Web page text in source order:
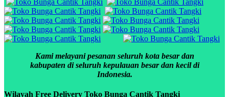
Kami melayani pesanan seluruh kota besar dan
kabupaten di seluruh kepulauan besar dan kecil di
Indonesia.
Wilayah Free Delivery Toko Bunga Cantik Tangki